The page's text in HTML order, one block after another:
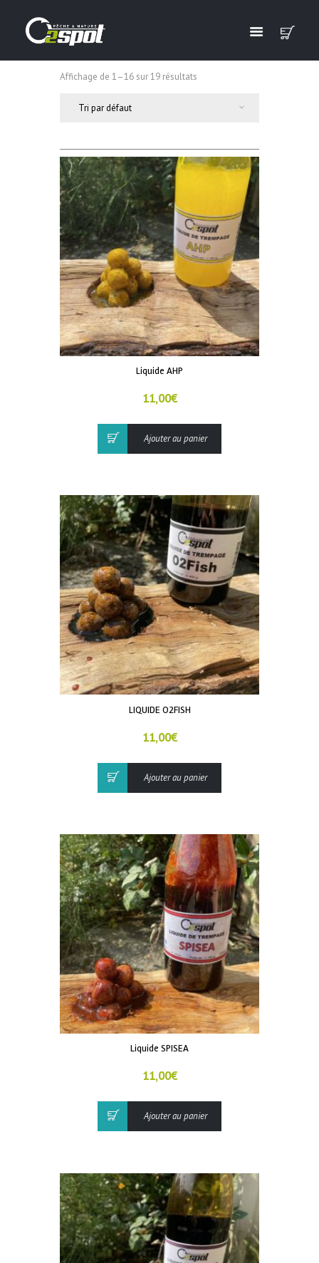
Affichage de 1–16 sur 19 résultats
Liquide AHP
11,00€
Ajouter au panier
LIQUIDE O2FISH
11,00€
Ajouter au panier
Liquide SPISEA
11,00€
Ajouter au panier